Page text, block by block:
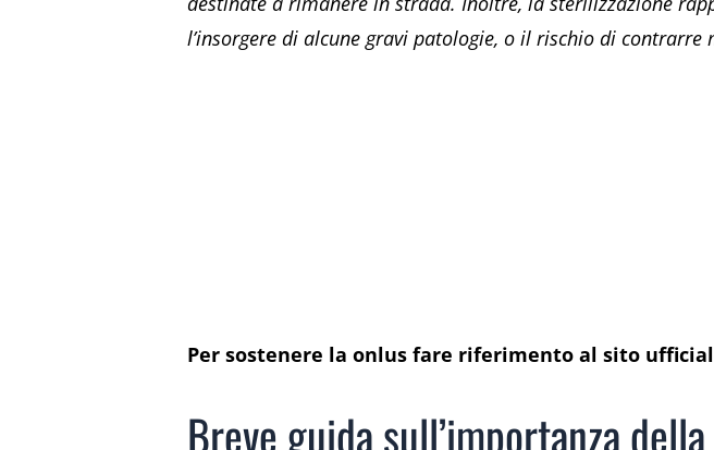
l’insorgere di alcune gravi patologie, o il rischio di
Per sostenere la onlus fare riferimento al sito
Breve guida sull’importanza